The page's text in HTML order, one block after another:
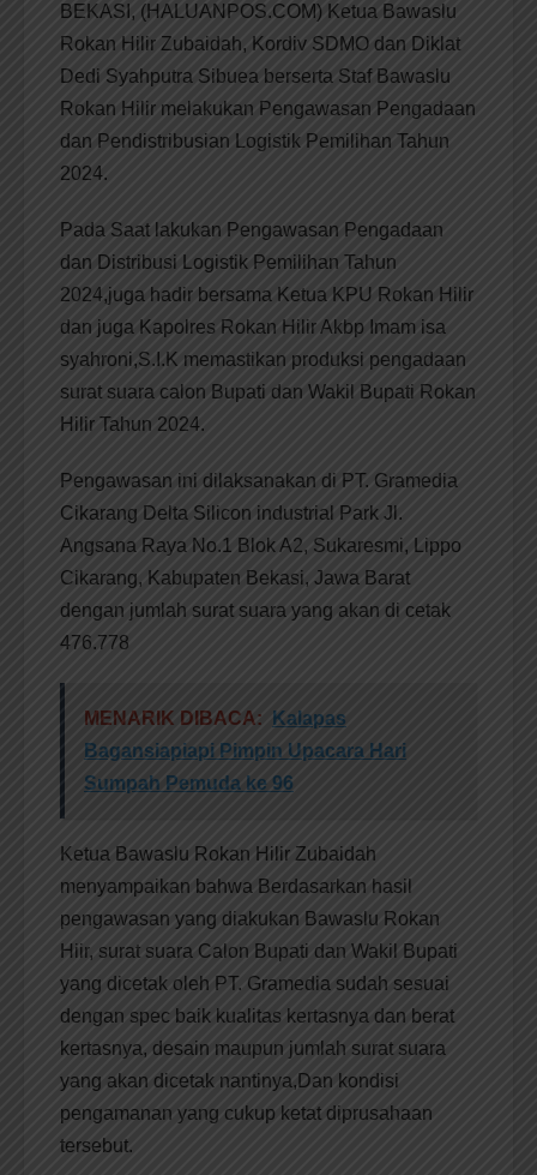
BEKASI, (HALUANPOS.COM) Ketua Bawaslu
Rokan Hilir Zubaidah, Kordiv SDMO dan Diklat
Dedi Syahputra Sibuea berserta Staf Bawaslu
Rokan Hilir melakukan Pengawasan Pengadaan
dan Pendistribusian Logistik Pemilihan Tahun
2024.
Pada Saat lakukan Pengawasan Pengadaan
dan Distribusi Logistik Pemilihan Tahun
2024,juga hadir bersama Ketua KPU Rokan Hilir
dan juga Kapolres Rokan Hilir Akbp Imam isa
syahroni,S.I.K memastikan produksi pengadaan
surat suara calon Bupati dan Wakil Bupati Rokan
Hilir Tahun 2024.
Pengawasan ini dilaksanakan di PT. Gramedia
Cikarang Delta Silicon industrial Park Jl.
Angsana Raya No.1 Blok A2, Sukaresmi, Lippo
Cikarang, Kabupaten Bekasi, Jawa Barat
dengan jumlah surat suara yang akan di cetak
476.778
MENARIK DIBACA:
Kalapas
Bagansiapiapi Pimpin Upacara Hari
Sumpah Pemuda ke 96
Ketua Bawaslu Rokan Hilir Zubaidah
menyampaikan bahwa Berdasarkan hasil
pengawasan yang diakukan Bawaslu Rokan
Hiir, surat suara Calon Bupati dan Wakil Bupati
yang dicetak oleh PT. Gramedia sudah sesuai
dengan spec baik kualitas kertasnya dan berat
kertasnya, desain maupun jumlah surat suara
yang akan dicetak nantinya,Dan kondisi
pengamanan yang cukup ketat diprusahaan
tersebut.